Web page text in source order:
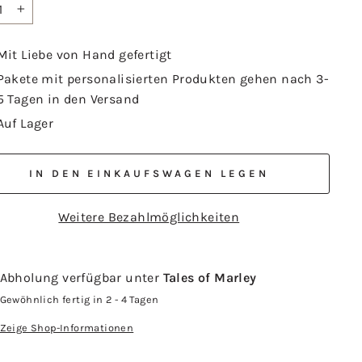
Liebe von Hand gefertigt
mit personalisierten Produkten gehen nach 3-
Tagen in den Versand
Lager
IN DEN EINKAUFSWAGEN LEGEN
Weitere Bezahlmöglichkeiten
Abholung verfügbar unter Tales of Marley
Gewöhnlich fertig in 2 - 4 Tagen
Zeige Shop-Informationen